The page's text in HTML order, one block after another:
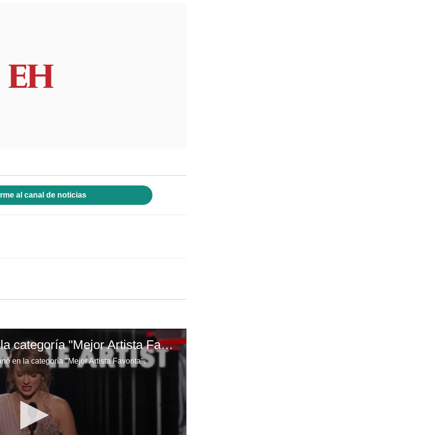
al canal de noticias
Taylor Swift gana en la categoría "Mejor Artista Favorita"
en la categoría "Mejor Artista Favorita".